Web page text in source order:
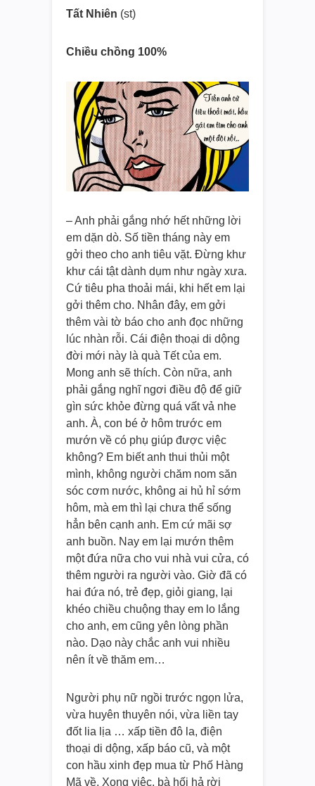
Tất Nhiên (st)
Chiều chồng 100%
– Anh phải gắng nhớ hết những lời
em dặn dò. Số tiền tháng này em
gởi theo cho anh tiêu vặt. Đừng khư
khư cái tật dành dụm như ngày xưa.
Cứ tiêu pha thoải mái, khi hết em lại
gởi thêm cho. Nhân đây, em gởi
thêm vài tờ báo cho anh đọc những
lúc nhàn rỗi. Cái điện thoại di dộng
đời mới này là quà Tết của em.
Mong anh sẽ thích. Còn nữa, anh
phải gắng nghĩ ngơi điều độ để giữ
gìn sức khỏe đừng quá vất vả nhe
anh. À, con bé ở hôm trước em
mướn về có phụ giúp được việc
không? Em biết anh thui thủi một
mình, không người chăm nom săn
sóc cơm nước, không ai hủ hỉ sớm
hôm, mà em thì lại chưa thể sống
hẳn bên cạnh anh. Em cứ mãi sợ
anh buồn. Nay em lại mướn thêm
một đứa nữa cho vui nhà vui cửa, có
thêm người ra người vào. Giờ đã có
hai đứa nó, trẻ đẹp, giỏi giang, lại
khéo chiều chuộng thay em lo lắng
cho anh, em cũng yên lòng phần
nào. Dạo này chắc anh vui nhiều
nên ít về thăm em…
Người phụ nữ ngồi trước ngọn lửa,
vừa huyên thuyên nói, vừa liền tay
đốt lia lịa … xấp tiền đô la, điện
thoại di dộng, xấp báo cũ, và một
con hầu xinh đẹp mua từ Phố Hàng
Mã về. Xong việc, bà hối hả rời